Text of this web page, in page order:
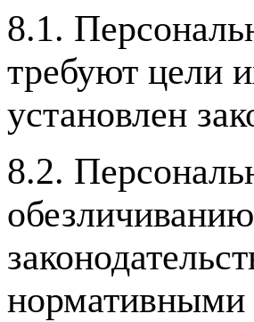
8.1.
требуют цели
установлен
8.2.
нормативными